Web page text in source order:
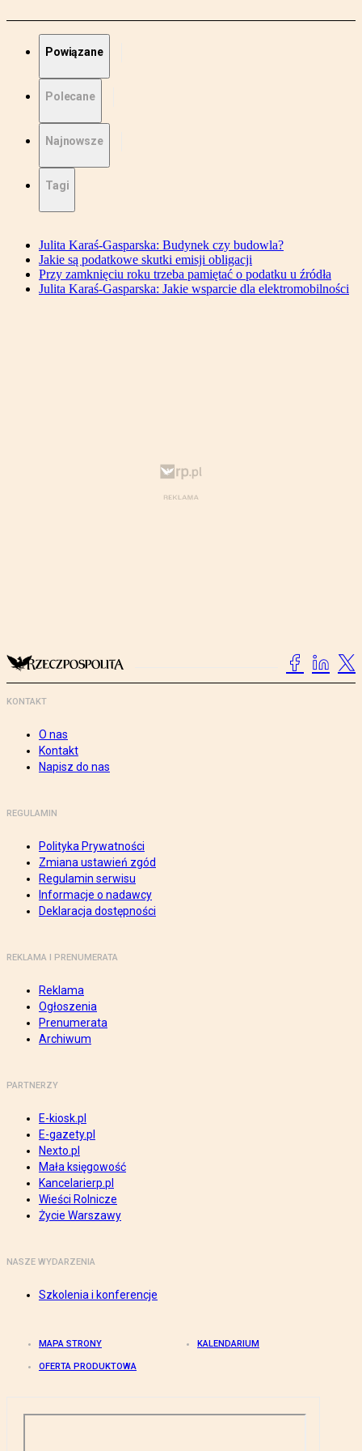
Powiązane
Polecane
Najnowsze
Tagi
Julita Karaś-Gasparska: Budynek czy budowla?
Jakie są podatkowe skutki emisji obligacji
Przy zamknięciu roku trzeba pamiętać o podatku u źródła
Julita Karaś-Gasparska: Jakie wsparcie dla elektromobilności
KONTAKT
O nas
Kontakt
Napisz do nas
REGULAMIN
Polityka Prywatności
Zmiana ustawień zgód
Regulamin serwisu
Informacje o nadawcy
Deklaracja dostępności
REKLAMA I PRENUMERATA
Reklama
Ogłoszenia
Prenumerata
Archiwum
PARTNERZY
E-kiosk.pl
E-gazety.pl
Nexto.pl
Mała księgowość
Kancelarierp.pl
Wieści Rolnicze
Życie Warszawy
NASZE WYDARZENIA
Szkolenia i konferencje
MAPA STRONY KALENDARIUM
OFERTA PRODUKTOWA